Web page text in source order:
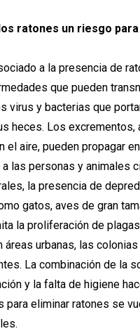
ratones un riesgo para
a la presencia de
que pueden
virus y bacterias que
heces. Los excrementos,
el aire, pueden propagar
las personas y animales
la presencia de
gatos, aves de gran
la proliferación de
áreas urbanas, las
La combinación de la
y la falta de higiene
para eliminar ratones se